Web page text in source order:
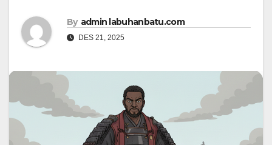
By admin labuhanbatu.com
DES 21, 2025